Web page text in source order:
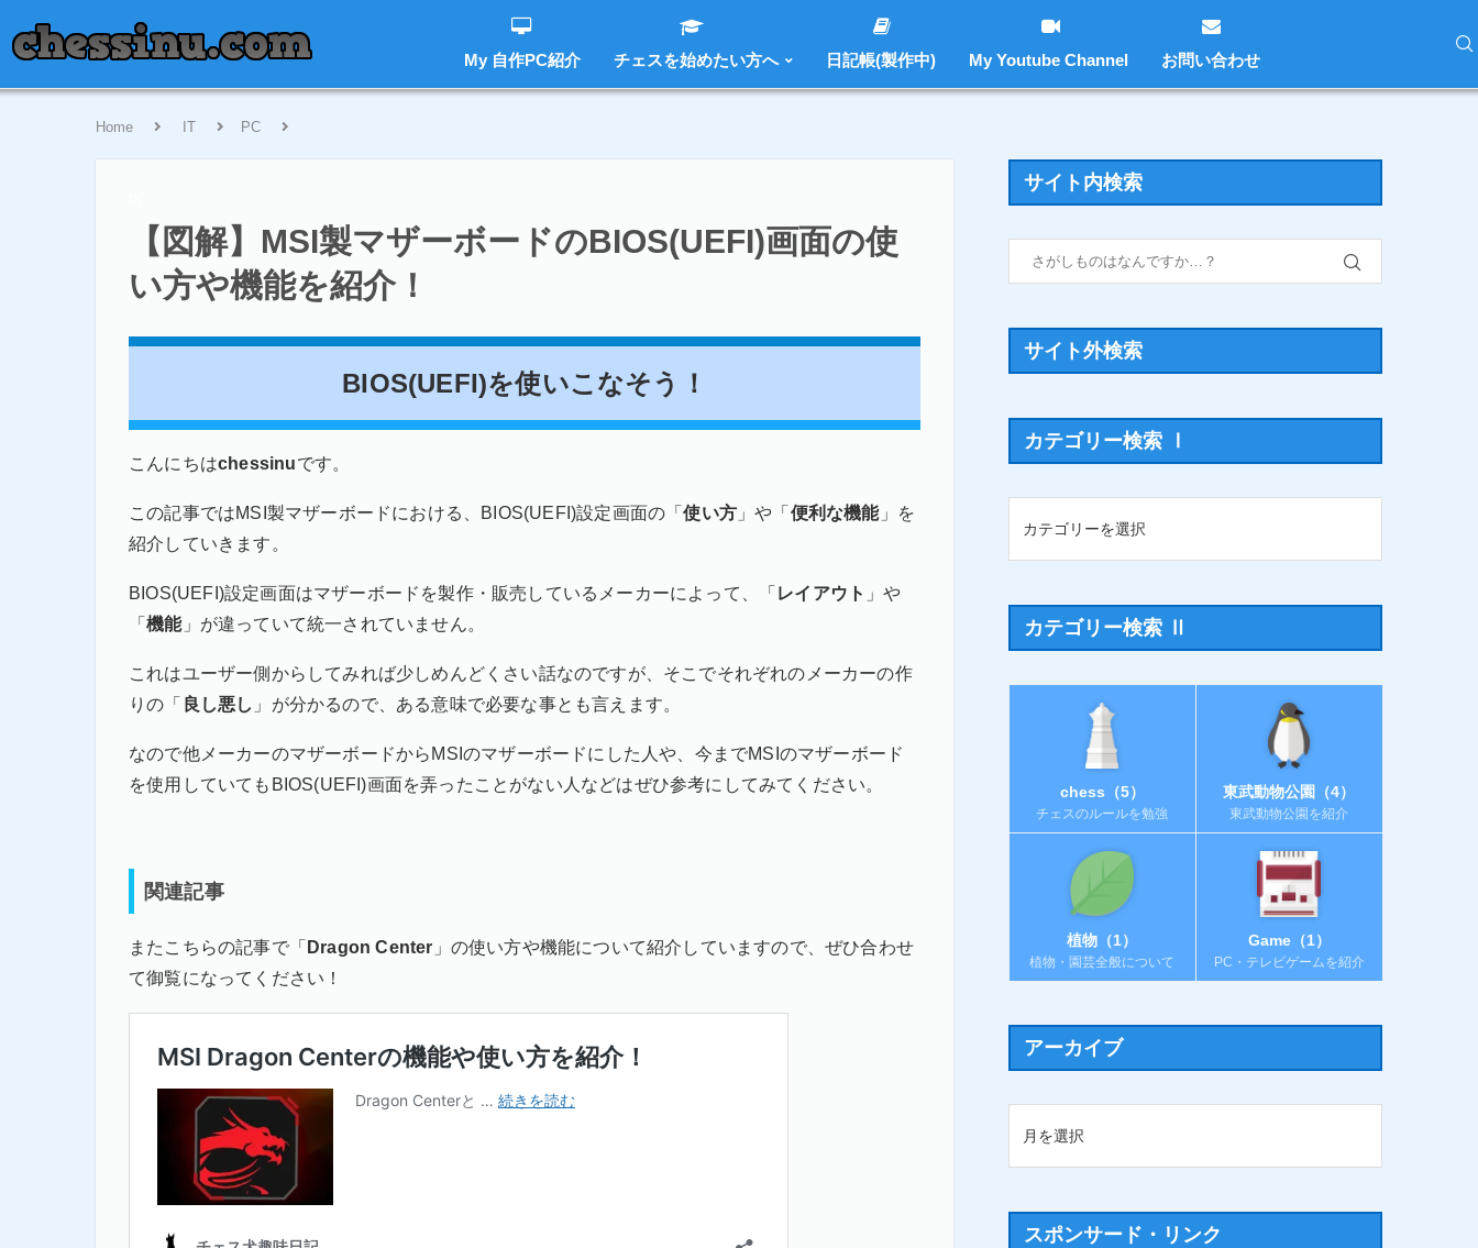
My 自作PC紹介 チェスを始めたい方へ 日記帳(製作中) My Youtube Channel お問い合わせ
Home IT PC
【図解】MSI製マザーボードのBIOS(UEFI)画面の使
い方や機能を紹介！
BIOS(UEFI)を使いこなそう！
こんにちはchessinuです。
この記事ではMSI製マザーボードにおける、BIOS(UEFI)設定画面の「使い方 」や「 便利な機能」を
紹介していきます。
BIOS(UEFI)設定画面はマザーボードを製作・販売しているメーカーによって、「 レイアウト 」や
「機能」が違っていて統一されていません。
これはユーザー側からしてみれば少しめんどくさい話なのですが、そこでそれぞれのメーカーの作
りの「
良し悪し 」が分かるので、ある意味で必要な事とも言えます。
なので他メーカーのマザーボードからMSIのマザーボードにした人や、今までMSIのマザーボード
を使用していてもBIOS(UEFI)画面を弄ったことがない人などはぜひ参考にしてみてください。
関連記事
またこちらの記事で「 Dragon Center 」の使い方や機能について紹介していますので、ぜひ合わせ
て御覧になってください！
サイト内検索
サイト外検索
カテゴリー検索 Ⅰ
カテゴリー検索 Ⅱ
chess（5）
チェスのルールを勉強
東武動物公園（4）
東武動物公園を紹介
植物（1）
植物・園芸全般について
Game（1）
PC・テレビゲームを紹介
アーカイブ
スポンサード・リンク